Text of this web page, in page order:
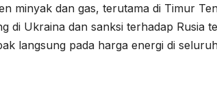
minyak dan gas, terutama di Timur
di Ukraina dan sanksi terhadap Rusia
langsung pada harga energi di